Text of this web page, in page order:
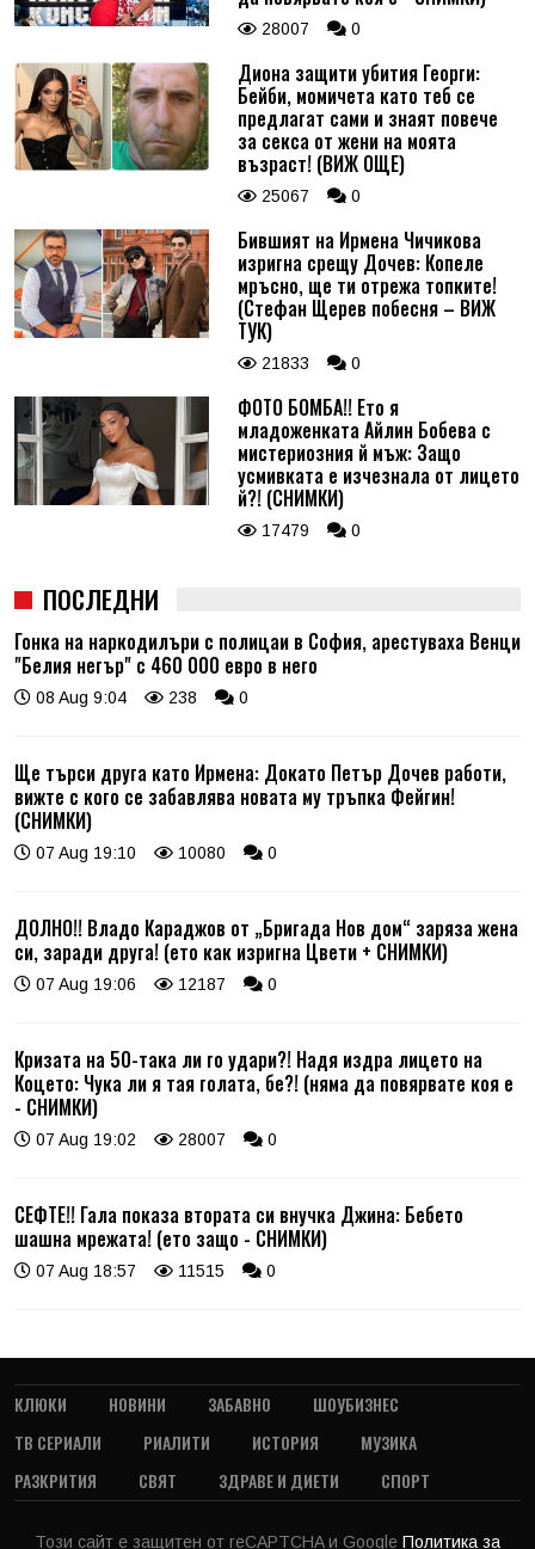
28007 0
Диона защити убития Георги:
Бейби, момичета като теб се
предлагат сами и знаят повече
за секса от жени на моята
възраст! (ВИЖ ОЩЕ)
25067 0
Бившият на Ирмена Чичикова
изригна срещу Дочев: Копеле
мръсно, ще ти отрежа топките!
(Стефан Щерев побесня – ВИЖ
ТУК)
21833 0
ФОТО БОМБА!! Ето я
младоженката Айлин Бобева с
мистериозния й мъж: Защо
усмивката е изчезнала от лицето
й?! (СНИМКИ)
17479 0
ПОСЛЕДНИ
Гонка на наркодилъри с полицаи в София, арестуваха Венци
"Белия негър" с 460 000 евро в него
08 Aug 9:04 238 0
Ще търси друга като Ирмена: Докато Петър Дочев работи,
вижте с кого се забавлява новата му тръпка Фейгин!
(СНИМКИ)
07 Aug 19:10 10080 0
ДОЛНО!! Владо Караджов от „Бригада Нов дом“ заряза жена
си, заради друга! (ето как изригна Цвети + СНИМКИ)
07 Aug 19:06 12187 0
Кризата на 50-така ли го удари?! Надя издра лицето на
Коцето: Чука ли я тая голата, бе?! (няма да повярвате коя е
- СНИМКИ)
07 Aug 19:02 28007 0
СЕФТЕ!! Гала показа втората си внучка Джина: Бебето
шашна мрежата! (ето защо - СНИМКИ)
07 Aug 18:57 11515 0
КЛЮКИ НОВИНИ ЗАБАВНО
ШОУБИЗНЕС
ТВ СЕРИАЛИ
РИАЛИТИ ИСТОРИЯ
МУЗИКА
РАЗКРИТИЯ
СВЯТ ЗДРАВЕ И ДИЕТИ СПОРТ
Този сайт е защитен от reCAPTCHA и Google Политика за